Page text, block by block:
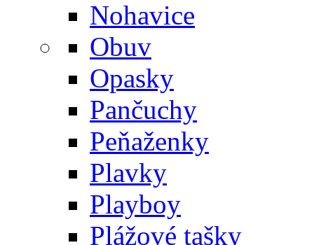
Nohavice
Obuv
Opasky
Pančuchy
Peňaženky
Plavky
Playboy
Plážové tašky